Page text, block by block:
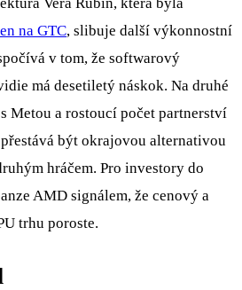
na GTC, slibuje další výkonnostní
v tom, že softwarový
má desetiletý náskok. Na druhé
Metou a rostoucí počet partnerství
být okrajovou alternativou
hráčem. Pro investory do
AMD signálem, že cenový a
trhu poroste.